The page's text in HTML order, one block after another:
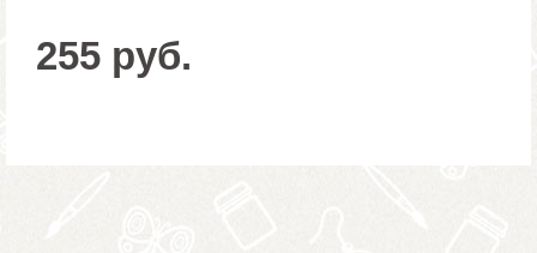
255 руб.